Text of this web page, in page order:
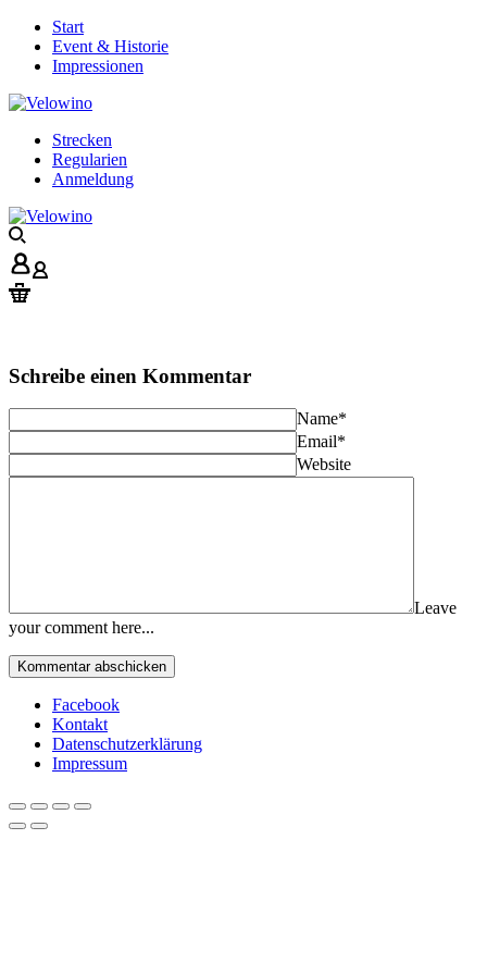
Start
Event & Historie
Impressionen
Strecken
Regularien
Anmeldung
Schreibe einen Kommentar
Name*
Email*
Website
Leave
your comment here...
Facebook
Kontakt
Datenschutzerklärung
Impressum